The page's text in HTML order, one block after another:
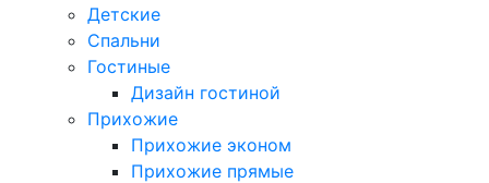
Детские
Спальни
Гостиные
Дизайн гостиной
Прихожие
Прихожие эконом
Прихожие прямые